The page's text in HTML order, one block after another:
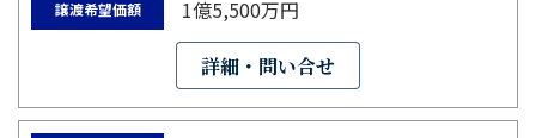
譲渡希望価額 1億5,500万円
詳細・問い合せ